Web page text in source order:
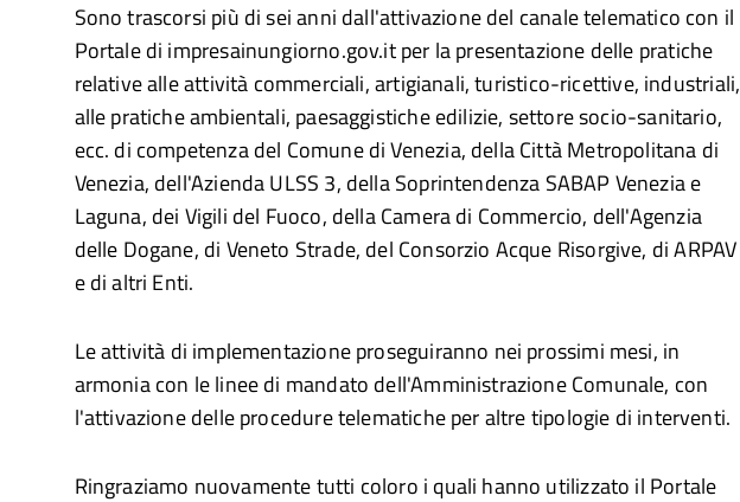
Sono trascorsi più di sei anni dall'attivazione del canale telematico con il
Portale di impresainungiorno.gov.it per la presentazione delle pratiche
relative alle attività commerciali, artigianali, turistico-ricettive, industriali,
alle pratiche ambientali, paesaggistiche edilizie, settore socio-sanitario,
ecc. di competenza del Comune di Venezia, della Città Metropolitana di
Venezia, dell'Azienda ULSS 3, della Soprintendenza SABAP Venezia e
Laguna, dei Vigili del Fuoco, della Camera di Commercio, dell'Agenzia
delle Dogane, di Veneto Strade, del Consorzio Acque Risorgive, di ARPAV
e di altri Enti.
Le attività di implementazione proseguiranno nei prossimi mesi, in
armonia con le linee di mandato dell'Amministrazione Comunale, con
l'attivazione delle procedure telematiche per altre tipologie di interventi.
Ringraziamo nuovamente tutti coloro i quali hanno utilizzato il Portale